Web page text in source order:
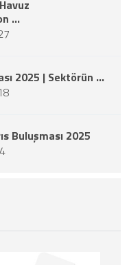
...
2025 | Sektörün ...
Buluşması 2025